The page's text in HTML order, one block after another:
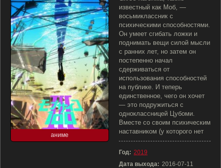
аниме
известный как Моб, —
восьмиклассник с
психическими способностями.
Он умеет сгибать ложки и
поднимать вещи силой мысли
с ранних лет, но затем он
постепенно начал
сдерживаться от
использования способностей
на публике. И теперь
единственное, чего он хочет
— это подружиться с
одноклассницей Цубоми.
Вместе со своим психическим
наставником (у которого нет
Год: 2019
Дата выхода: 2016-07-11